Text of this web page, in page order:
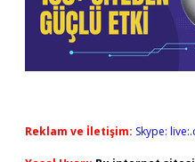
Reklam ve İletişim: Skype: